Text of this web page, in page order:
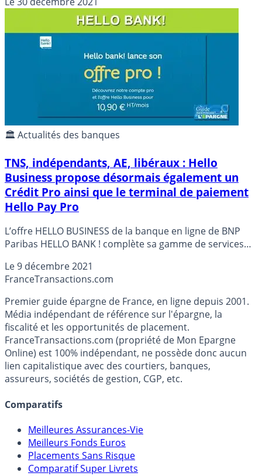
savent pas qu’en passant via leur mobile, le paiement
sans contact est d’ores et déjà sans plafond.
🏛️ Actualités des banques
TNS, indépendants, AE, libéraux : Hello
Business propose désormais également un
Crédit Pro ainsi que le terminal de paiement
Hello Pay Pro
L’offre HELLO BUSINESS de la banque en ligne de BNP
Paribas HELLO BANK ! complète sa gamme de services
Crédit-Pro et Hello Pay Pro sont désormais proposés aux
clients.
Le9 décembre 2021
FranceTransactions.com
Premier guide épargne de France, en ligne depuis 2001.
Média indépendant de référence sur l'épargne, la
fiscalité et les opportunités de placement.
FranceTransactions.com (propriété de Mon Epargne
Online) est 100% indépendant, ne possède donc aucun
lien capitalistique avec des courtiers, banques,
assureurs, sociétés de gestion, CGP, etc.
Comparatifs
Meilleures Assurances-Vie
Meilleurs Fonds Euros
Placements Sans Risque
Comparatif Super Livrets